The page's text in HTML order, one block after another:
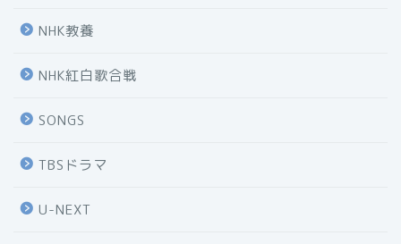
NHK教養
NHK紅白歌合戦
SONGS
TBSドラマ
U-NEXT